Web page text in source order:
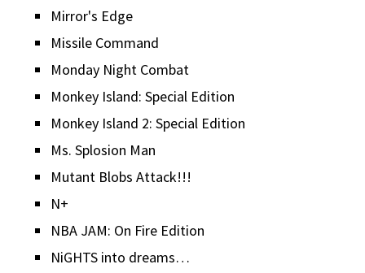
Mirror's Edge
Missile Command
Monday Night Combat
Monkey Island: Special Edition
Monkey Island 2: Special Edition
Ms. Splosion Man
Mutant Blobs Attack!!!
N+
NBA JAM: On Fire Edition
NiGHTS into dreams…